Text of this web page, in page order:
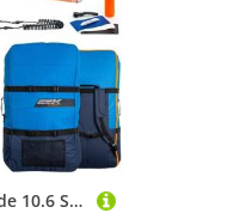
SUP-Board STX Freeride 10.6 SUP Board Set Aufblasbar inkl. Paddel Pumpe Tasche